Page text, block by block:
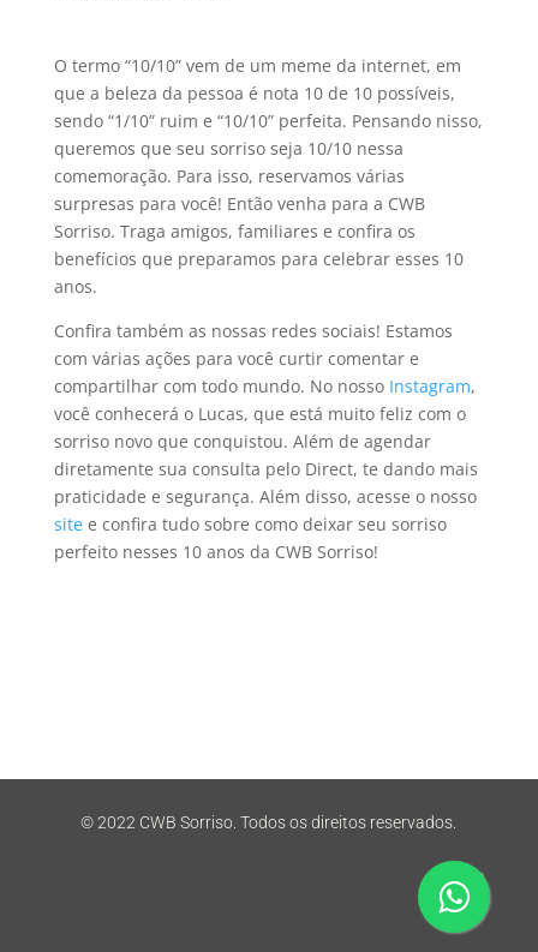
O termo “10/10” vem de um meme da internet, em
que a beleza da pessoa é nota 10 de 10 possíveis,
sendo “1/10” ruim e “10/10” perfeita. Pensando nisso,
queremos que seu sorriso seja 10/10 nessa
comemoração. Para isso, reservamos várias
surpresas para você! Então venha para a CWB
Sorriso. Traga amigos, familiares e confira os
benefícios que preparamos para celebrar esses 10
anos.
Confira também as nossas redes sociais! Estamos
com várias ações para você curtir comentar e
compartilhar com todo mundo. No nosso Instagram,
você conhecerá o Lucas, que está muito feliz com o
sorriso novo que conquistou. Além de agendar
diretamente sua consulta pelo Direct, te dando mais
praticidade e segurança. Além disso, acesse o nosso
sitee confira tudo sobre como deixar seu sorriso
perfeito nesses 10 anos da CWB Sorriso!
© 2022 CWB Sorriso. Todos os direitos reservados.